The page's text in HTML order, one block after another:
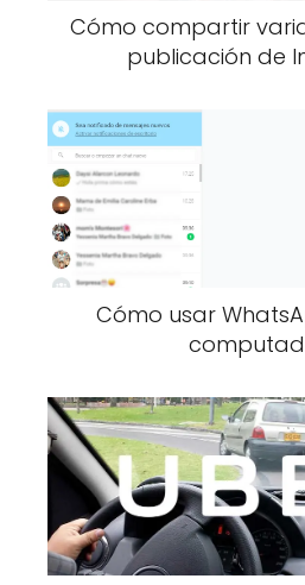
Cómo compartir
publicación de
Cómo usar